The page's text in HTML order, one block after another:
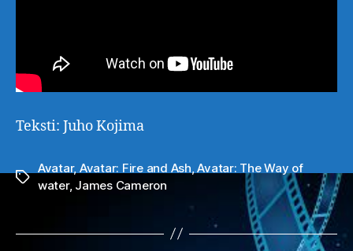
Teksti: Juho Kojima
Avainsanat
Avatar, Avatar: Fire and Ash,Avatar: The Way of
water, James Cameron